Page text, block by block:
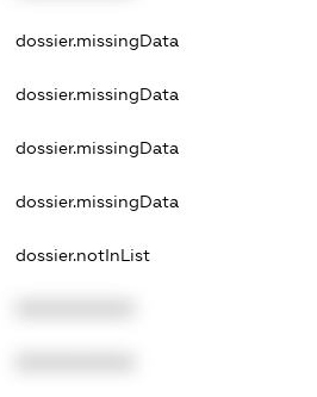
dossier.missingData
dossier.missingData
dossier.missingData
dossier.missingData
dossier.notInList